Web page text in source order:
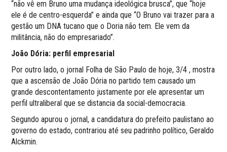
“não vê em Bruno uma mudança ideológica brusca”, que “hoje
ele é de centro-esquerda” e ainda que “O Bruno vai trazer para a
gestão um DNA tucano que o Doria não tem. Ele vem da
militância, não do empresariado”.
João Dória: perfil empresarial
Por outro lado, o jornal Folha de São Paulo de hoje, 3/4 , mostra
que a ascensão de João Dória no partido tem causado um
grande descontentamento justamente por ele apresentar um
perfil ultraliberal que se distancia da social-democracia.
Segundo apurou o jornal, a candidatura do prefeito paulistano ao
governo do estado, contrariou até seu padrinho político, Geraldo
Alckmin.